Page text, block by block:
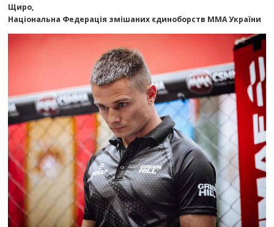
Щиро,
Національна Федерація змішаних єдиноборств ММА України